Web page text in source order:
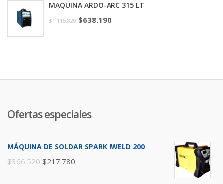
MAQUINA ARDO-ARC 315 LT
$1.115.820 $638.190
Ofertas especiales
MÁQUINA DE SOLDAR SPARK IWELD 200
$366.520 $217.780